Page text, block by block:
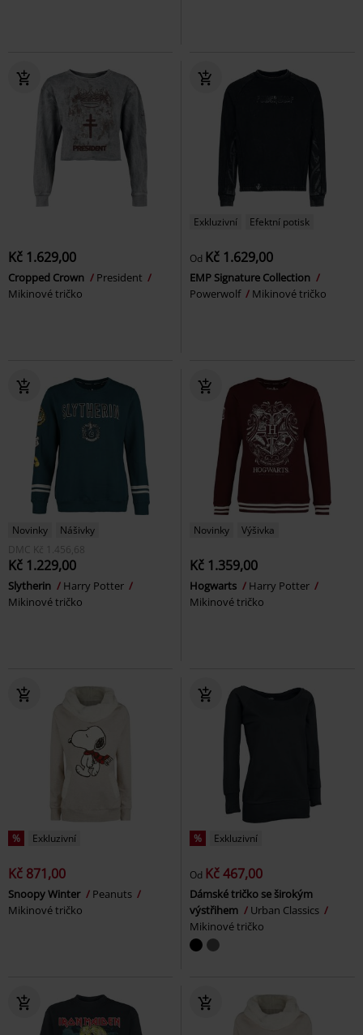
Kč 1.629,00
Cropped Crown
President
Mikinové tričko
Exkluzivní Efektní potisk
Od Kč 1.629,00
EMP Signature Collection
Powerwolf
Mikinové tričko
Novinky
Nášivky
DMC
Kč 1.456,68
Kč 1.229,00
Slytherin
Harry Potter
Mikinové tričko
Novinky Výšivka
Kč 1.359,00
Hogwarts
Harry Potter
Mikinové tričko
% Exkluzivní
Kč 871,00
Snoopy Winter
Peanuts
Mikinové tričko
% Exkluzivní
Od Kč 467,00
Dámské tričko se širokým
výstřihem
Urban Classics
Mikinové tričko